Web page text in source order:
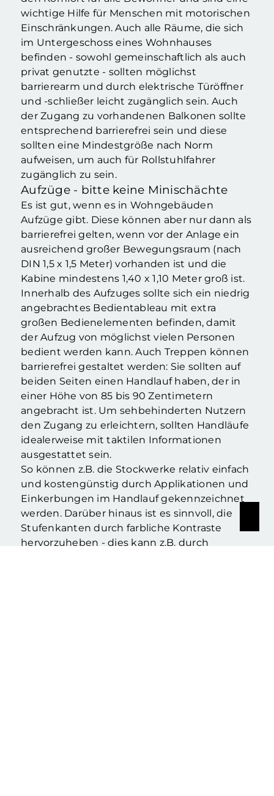
wichtige Hilfe für Menschen mit motorischen
Einschränkungen. Auch alle Räume, die sich
im Untergeschoss eines Wohnhauses
befinden - sowohl gemeinschaftlich als auch
privat genutzte - sollten möglichst
barrierearm und durch elektrische Türöffner
und -schließer leicht zugänglich sein. Auch
der Zugang zu vorhandenen Balkonen sollte
entsprechend barrierefrei sein und diese
sollten eine Mindestgröße nach Norm
aufweisen, um auch für Rollstuhlfahrer
zugänglich zu sein.
Aufzüge - bitte keine Minischächte
Es ist gut, wenn es in Wohngebäuden
Aufzüge gibt. Diese können aber nur dann als
barrierefrei gelten, wenn vor der Anlage ein
ausreichend großer Bewegungsraum (nach
DIN 1,5 x 1,5 Meter) vorhanden ist und die
Kabine mindestens 1,40 x 1,10 Meter groß ist.
Innerhalb des Aufzuges sollte sich ein niedrig
angebrachtes Bedientableau mit extra
großen Bedienelementen befinden, damit
der Aufzug von möglichst vielen Personen
bedient werden kann. Auch Treppen können
barrierefrei gestaltet werden: Sie sollten auf
beiden Seiten einen Handlauf haben, der in
einer Höhe von 85 bis 90 Zentimetern
angebracht ist. Um sehbehinderten Nutzern
den Zugang zu erleichtern, sollten Handläufe
idealerweise mit taktilen Informationen
ausgestattet sein.
So können z.B. die Stockwerke relativ einfach
und kostengünstig durch Applikationen und
Einkerbungen im Handlauf gekennzeichnet
werden. Darüber hinaus ist es sinnvoll, die
Stufenkanten durch farbliche Kontraste
hervorzuheben - dies kann z.B. durch